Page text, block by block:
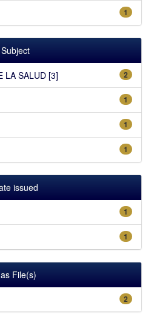
1
Subject
2
LA SALUD [3]
1
1
1
issued
1
1
File(s)
2